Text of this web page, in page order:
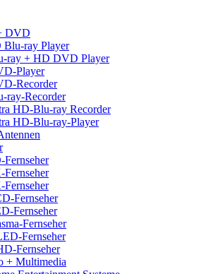
DVD
Blu-ray Player
ray + HD DVD Player
Player
Recorder
ray-Recorder
HD-Blu-ray Recorder
HD-Blu-ray-Player
Fernseher
Fernseher
Fernseher
Fernseher
Fernseher
Fernseher
Fernseher
Fernseher
+ Multimedia